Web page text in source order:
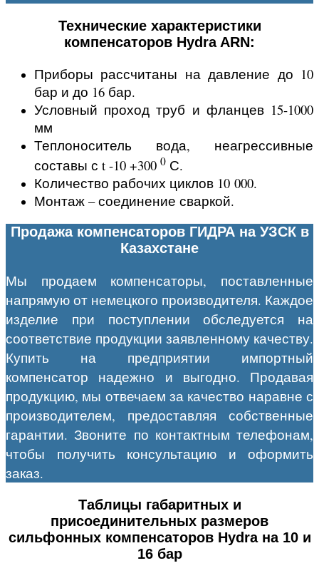
Технические характеристики
компенсаторов Hydra ARN:
Приборы рассчитаны на давление до 10
бар и до 16 бар.
Условный проход труб и фланцев 15-1000
мм
Теплоноситель вода, неагрессивные
составы с t -10 +300 0 С.
Количество рабочих циклов 10 000.
Монтаж – соединение сваркой.
Продажа компенсаторов ГИДРА на УЗСК в
Казахстане
Мы продаем компенсаторы, поставленные
напрямую от немецкого производителя. Каждое
изделие при поступлении обследуется на
соответствие продукции заявленному качеству.
Купить на предприятии импортный
компенсатор надежно и выгодно. Продавая
продукцию, мы отвечаем за качество наравне с
производителем, предоставляя собственные
гарантии. Звоните по контактным телефонам,
чтобы получить консультацию и оформить
заказ.
Таблицы габаритных и
присоединительных размеров
сильфонных компенсаторов Hydra на 10 и
16 бар